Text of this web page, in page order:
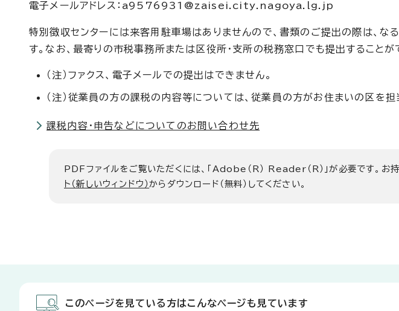
電子メールアドレス：a9576931@zaisei.city.nagoya.lg.jp
特別徴収センターには来客用駐車場はありませんので、書類のご提出の際は、な
す。なお、最寄りの市税事務所または区役所・支所の税務窓口でも提出することが
（注）ファクス、電子メールでの提出はできません。
（注）従業員の方の課税の内容等については、従業員の方がお住まいの区を
課税内容・申告などについてのお問い合わせ先
PDFファイルをご覧いただくには、「Adobe（R） Reader（R）」が必要です。お
ト（新しいウィンドウ）からダウンロード（無料）してください。
このページを見ている方はこんなページも見ています